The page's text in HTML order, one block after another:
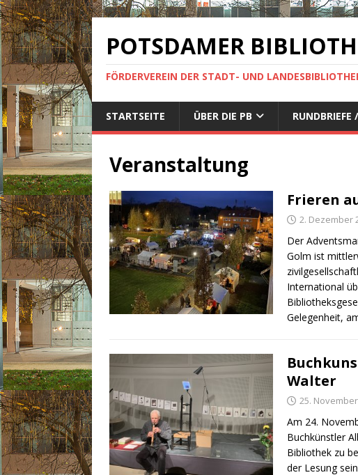
POTSDAMER
FÖRDERVEREIN DER STADT- UND
STARTSEITE ÜBER DIE PB RUNDBRIEFE
Veranstaltung
Frieren
2. Dezember
Der
Golm ist
International
Gelegenheit,
Walter
25.
Am 24.
Buchkünstler
Bibliothek zu
der Lesung